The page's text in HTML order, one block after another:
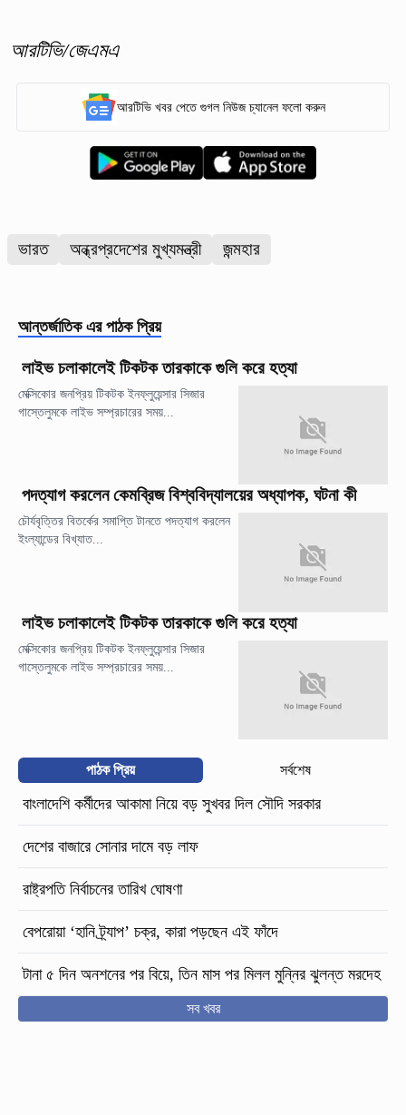
আরটিভি/জেএমএ
আরটিভি খবর পেতে গুগল নিউজ চ্যানেল ফলো করুন
ভারত অন্ধ্রপ্রদেশের মুখ্যমন্ত্রী জন্মহার
আন্তর্জাতিক এর পাঠক প্রিয়
লাইভ চলাকালেই টিকটক তারকাকে গুলি করে হত্যা
মেক্সিকোর জনপ্রিয় টিকটক ইনফ্লুয়েন্সার সিজার
গাস্তেলুমকে লাইভ সম্প্রচারের সময়...
পদত্যাগ করলেন কেমব্রিজ বিশ্ববিদ্যালয়ের অধ্যাপক, ঘটনা কী
চৌর্যবৃত্তির বিতর্কের সমাপ্তি টানতে পদত্যাগ করলেন
ইংল্যান্ডের বিখ্যাত...
লাইভ চলাকালেই টিকটক তারকাকে গুলি করে হত্যা
মেক্সিকোর জনপ্রিয় টিকটক ইনফ্লুয়েন্সার সিজার
গাস্তেলুমকে লাইভ সম্প্রচারের সময়...
পাঠক প্রিয় সর্বশেষ
বাংলাদেশি কর্মীদের আকামা নিয়ে বড় সুখবর দিল সৌদি সরকার
দেশের বাজারে সোনার দামে বড় লাফ
রাষ্ট্রপতি নির্বাচনের তারিখ ঘোষণা
বেপরোয়া ‘হানি ট্র্যাপ’ চক্র, কারা পড়ছেন এই ফাঁদে
টানা ৫ দিন অনশনের পর বিয়ে, তিন মাস পর মিলল মুন্নির ঝুলন্ত মরদেহ
সব খবর